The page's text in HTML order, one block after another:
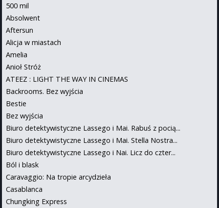
500 mil
Absolwent
Aftersun
Alicja w miastach
Amelia
Anioł Stróż
ATEEZ : LIGHT THE WAY IN CINEMAS
Backrooms. Bez wyjścia
Bestie
Bez wyjścia
Biuro detektywistyczne Lassego i Mai. Rabuś z pocią...
Biuro detektywistyczne Lassego i Mai. Stella Nostra...
Biuro detektywistyczne Lassego i Nai. Licz do czter...
Ból i blask
Caravaggio: Na tropie arcydzieła
Casablanca
Chungking Express